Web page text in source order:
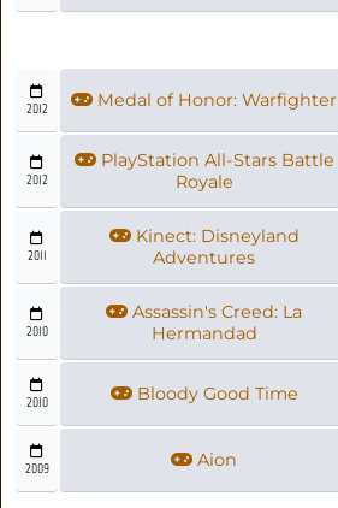
2012 Medal of Honor: Warfighter
2012
PlayStation All-Stars Battle
Royale
2011
Kinect: Disneyland
Adventures
2010
Assassin's Creed: La
Hermandad
2010 Bloody Good Time
2009 Aion